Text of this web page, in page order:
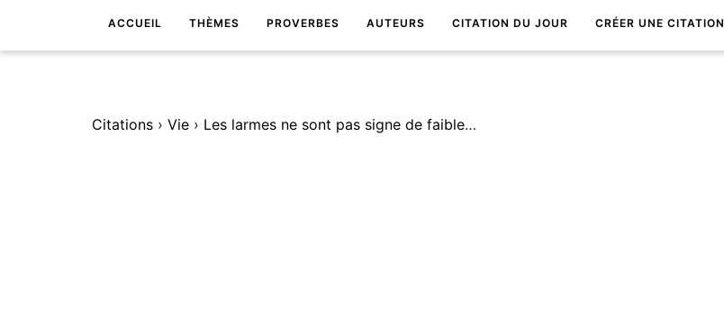
ACCUEIL THÈMES PROVERBES AUTEURS CITATION DU JOUR CRÉER UNE CITATION
Citations › Vie › Les larmes ne sont pas signe de faiblesse, mais de soulagement.